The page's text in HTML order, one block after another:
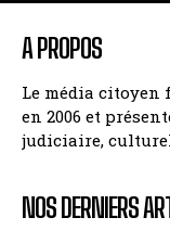
A PROPOS
Le média citoyen
en 2006 et
judiciaire,
NOS DERNIERS